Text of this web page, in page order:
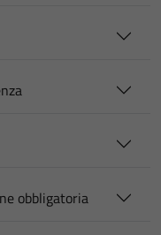
obbligatoria